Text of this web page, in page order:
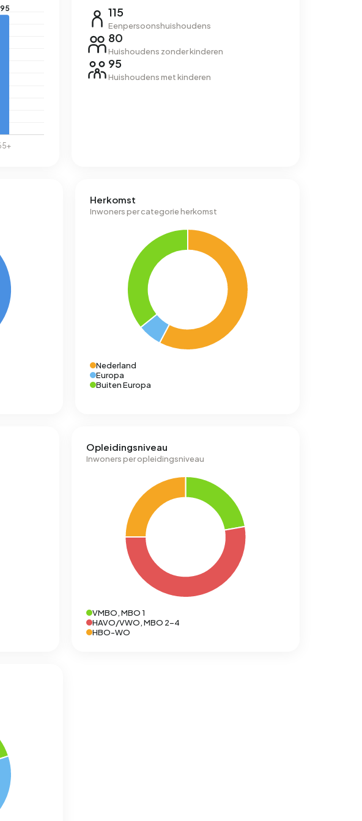
115
Eenpersoonshuishoudens
80
Huishoudens zonder kinderen
95
Huishoudens met kinderen
Herkomst
Inwoners per categorie herkomst
Nederland
Europa
Buiten Europa
Opleidingsniveau
Inwoners per opleidingsniveau
VMBO, MBO 1
HAVO/VWO, MBO 2-4
HBO-WO